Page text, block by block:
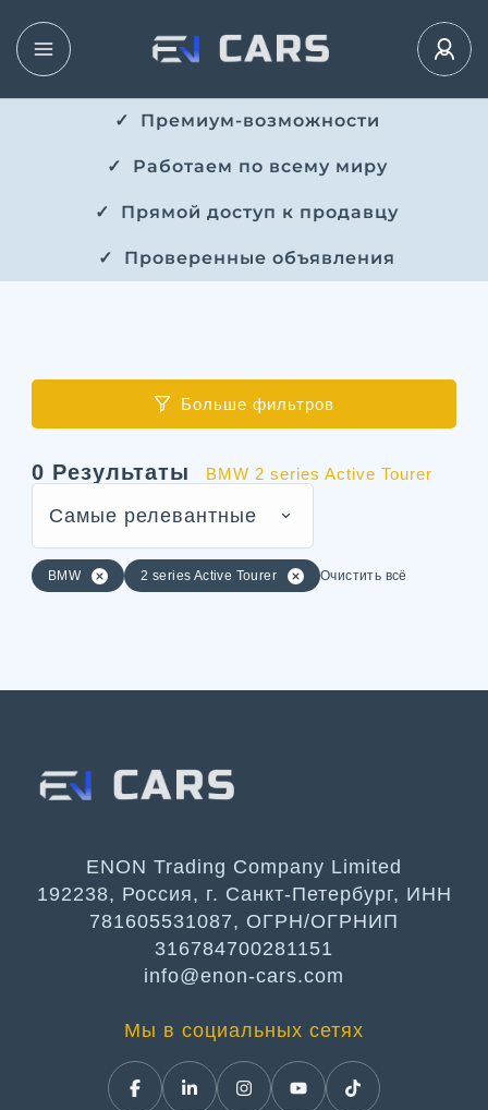
✓ ​​ Премиум-возможности
✓ ​ Работаем по всему миру
✓ ​ Прямой доступ к продавцу
✓ ​ Проверенные объявления
Больше фильтров
0 Результаты BMW 2 series Active Tourer
Самые релевантные
BMW 2 series Active Tourer Очистить всё
ENON Trading Company Limited
192238, Россия, г. Санкт-Петербург, ИНН
781605531087, ОГРН/ОГРНИП
316784700281151
info@enon-cars.com
Мы в социальных сетях